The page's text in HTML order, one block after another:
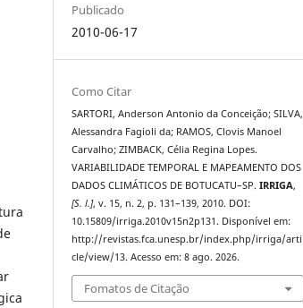
Publicado
2010-06-17
Como Citar
SARTORI, Anderson Antonio da Conceição; SILVA,
Alessandra Fagioli da; RAMOS, Clovis Manoel
Carvalho; ZIMBACK, Célia Regina Lopes.
VARIABILIDADE TEMPORAL E MAPEAMENTO DOS
DADOS CLIMÁTICOS DE BOTUCATU–SP.IRRIGA,
[S. l.], v. 15, n. 2, p. 131–139, 2010. DOI:
10.15809/irriga.2010v15n2p131. Disponível em:
http://revistas.fca.unesp.br/index.php/irriga/arti
cle/view/13. Acesso em: 8 ago. 2026.
Fomatos de Citação